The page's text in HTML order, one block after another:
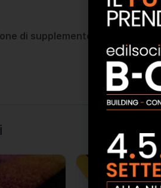
di supplemento